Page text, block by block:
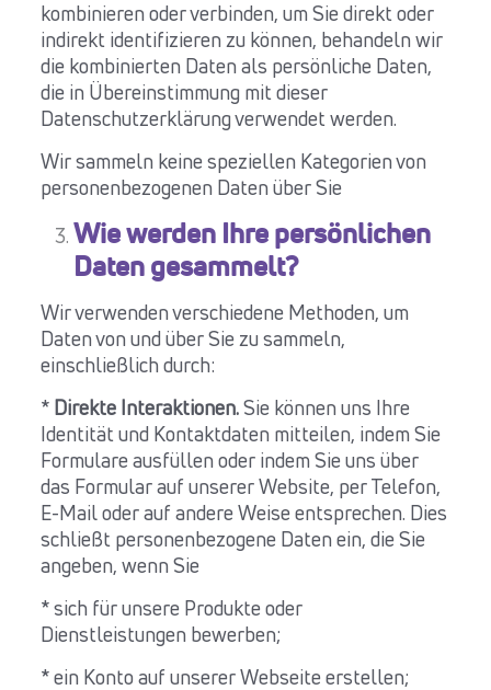
kombinieren oder verbinden, um Sie direkt oder
indirekt identifizieren zu können, behandeln wir
die kombinierten Daten als persönliche Daten,
die in Übereinstimmung mit dieser
Datenschutzerklärung verwendet werden.
Wir sammeln keine speziellen Kategorien von
personenbezogenen Daten über Sie
Wie werden Ihre persönlichen
Daten gesammelt?
Wir verwenden verschiedene Methoden, um
Daten von und über Sie zu sammeln,
einschließlich durch:
* Direkte Interaktionen.Sie können uns Ihre
Identität und Kontaktdaten mitteilen, indem Sie
Formulare ausfüllen oder indem Sie uns über
das Formular auf unserer Website, per Telefon,
E-Mail oder auf andere Weise entsprechen. Dies
schließt personenbezogene Daten ein, die Sie
angeben, wenn Sie
* sich für unsere Produkte oder
Dienstleistungen bewerben;
* ein Konto auf unserer Webseite erstellen;